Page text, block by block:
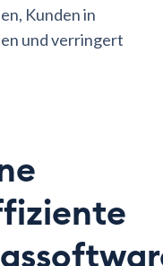
Kunden in
und verringert